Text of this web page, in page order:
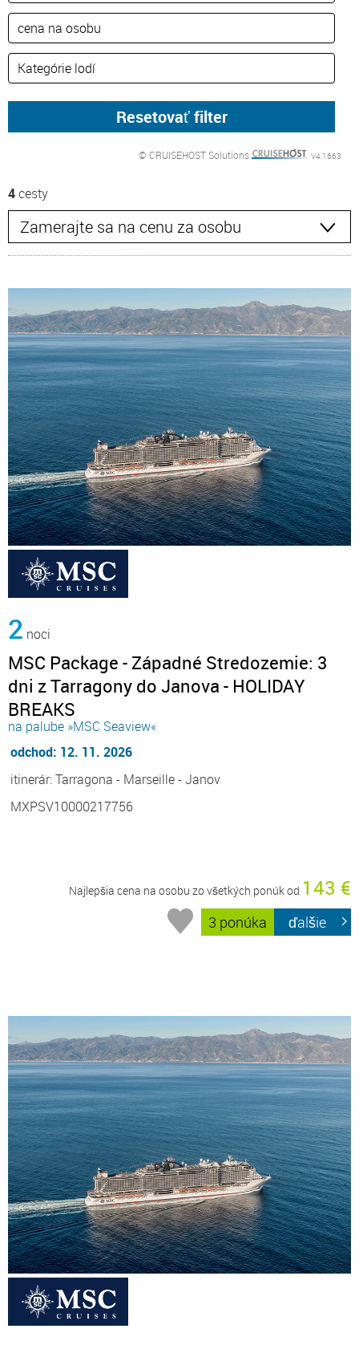
© CRUISEHOST Solutions V4.1663
4cesty
2 noci
MSC Package - Západné Stredozemie: 3
dni z Tarragony do Janova - HOLIDAY
BREAKS
na palube »MSC Seaview«
odchod: 12. 11. 2026
itinerár: Tarragona - Marseille - Janov
MXPSV10000217756
Najlepšia cena na osobu zo všetkých ponúk od 143 €
3 ponúka ďalšie